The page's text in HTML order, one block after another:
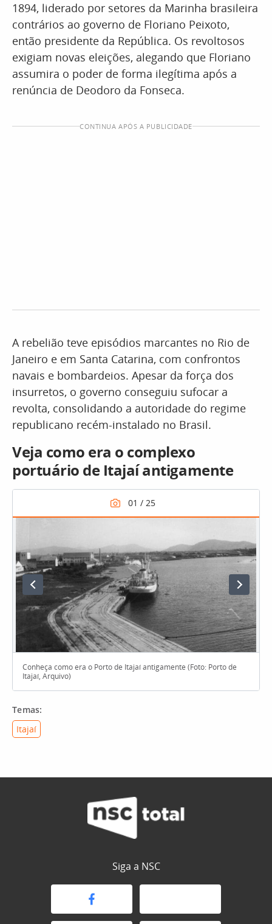
1894, liderado por setores da Marinha brasileira
contrários ao governo de Floriano Peixoto,
então presidente da República. Os revoltosos
exigiam novas eleições, alegando que Floriano
assumira o poder de forma ilegítima após a
renúncia de Deodoro da Fonseca.
CONTINUA APÓS A PUBLICIDADE
A rebelião teve episódios marcantes no Rio de
Janeiro e em Santa Catarina, com confrontos
navais e bombardeios. Apesar da força dos
insurretos, o governo conseguiu sufocar a
revolta, consolidando a autoridade do regime
republicano recém-instalado no Brasil.
Veja como era o complexo
portuário de Itajaí antigamente
Conheça como era o Porto de Itajaí antigamente (Foto: Porto de
Itajaí, Arquivo)
Temas:
Itajaí
Siga a NSC